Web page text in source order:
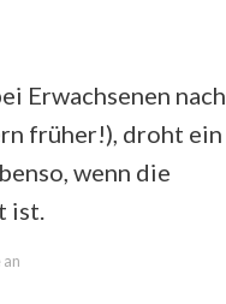
Erwachsenen nach
früher!), droht ein
wenn die
ist.